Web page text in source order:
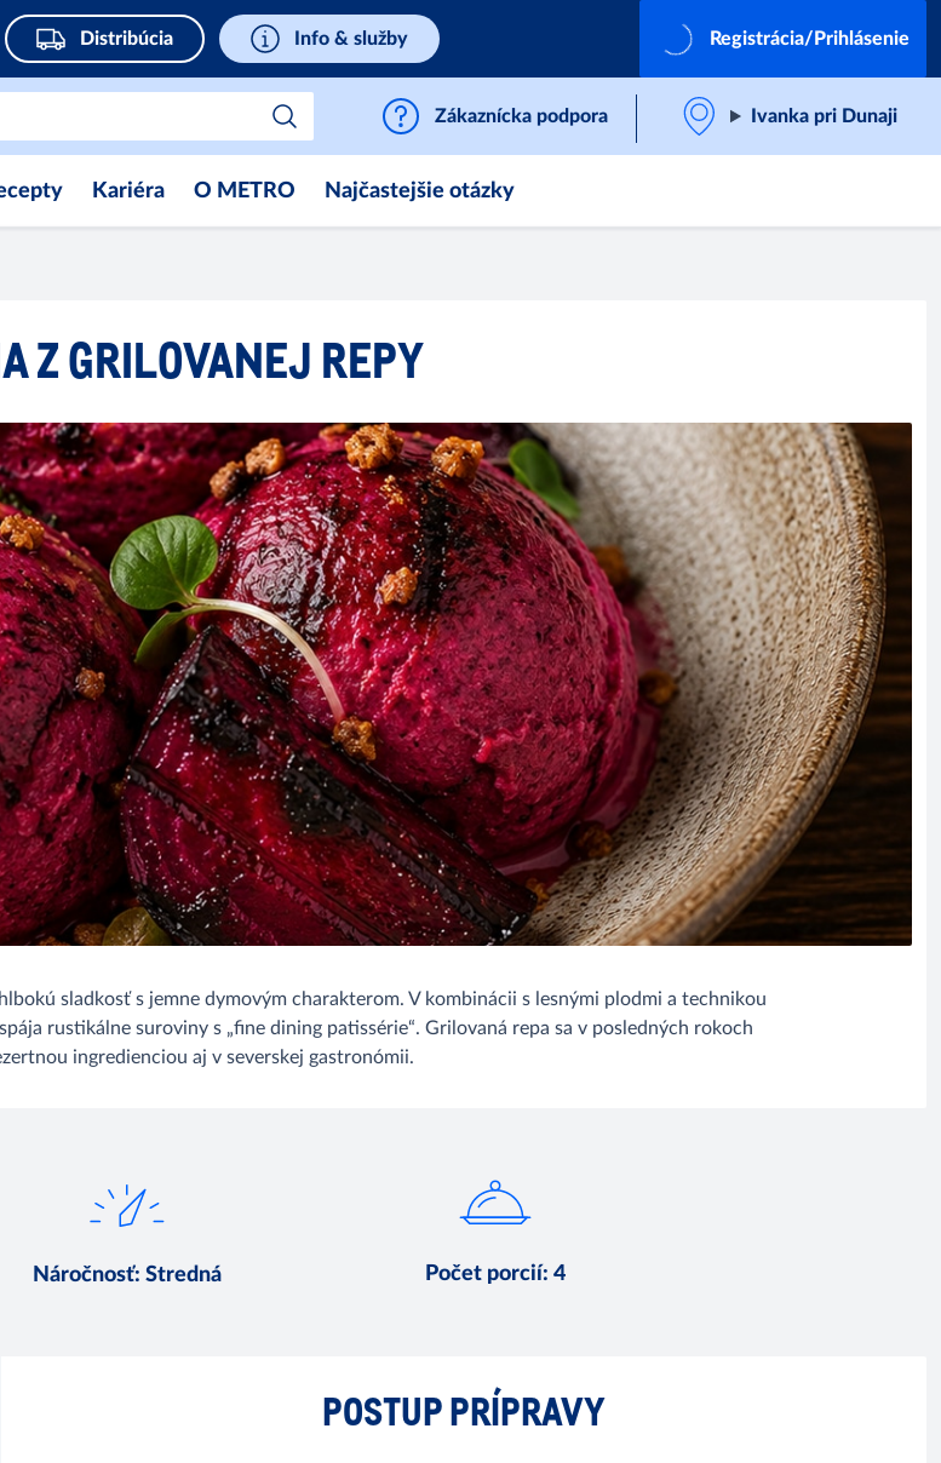
Distribúcia Info & služby Registrácia/Prihlásenie
Zákaznícka podpora Ivanka pri Dunaji
Kariéra O METRO Najčastejšie otázky
Z GRILOVANEJ REPY
sladkosť s jemne dymovým charakterom. V kombinácii s lesnými plodmi a technikou
rustikálne suroviny s „fine dining patissérie“. Grilovaná repa sa v posledných rokoch
ingredienciou aj v severskej gastronómii.
Náročnosť: Stredná Počet porcií: 4
POSTUP PRÍPRAVY